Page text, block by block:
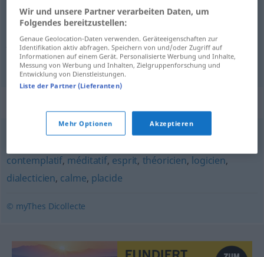
(philosophisch)gelassen,gleichmütig
philosophe < ADJT>
contemplatif, méditatif, esprit, théoricien, logicien,
dialecticien, calme, placide
© myThes Dicollecte
Wir und unsere Partner verarbeiten Daten, um
Folgendes bereitzustellen:
Genaue Geolocation-Daten verwenden. Geräteeigenschaften zur
Identifikation aktiv abfragen. Speichern von und/oder Zugriff auf
Informationen auf einem Gerät. Personalisierte Werbung und Inhalte,
Messung von Werbung und Inhalten, Zielgruppenforschung und
Entwicklung von Dienstleistungen.
Liste der Partner (Lieferanten)
Mehr Optionen Akzeptieren